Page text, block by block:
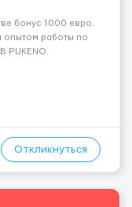
бонус 1000 евро.
опытом работы по
PUKENO.
🌎 наш
Откликнуться